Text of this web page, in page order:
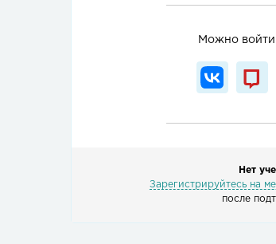
Можно войти
Нет
Зарегистрируйтесь на
после